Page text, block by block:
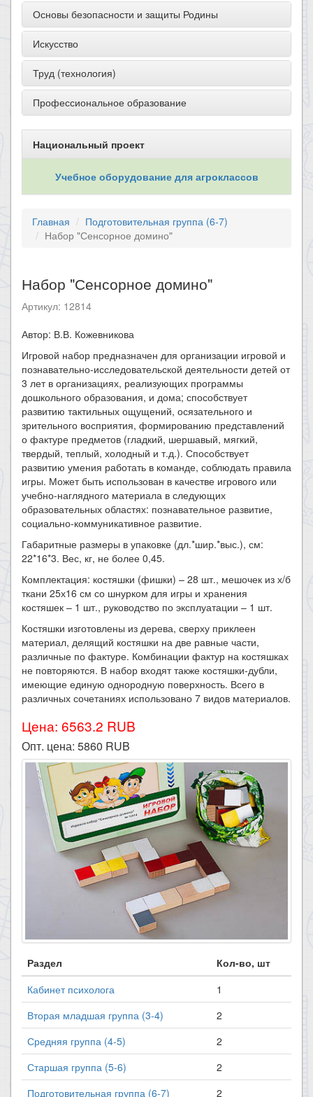
Основы безопасности и защиты Родины
Искусство
Труд (технология)
Профессиональное образование
Национальный проект
Учебное оборудование для агроклассов
Главная
Подготовительная группа (6-7)
Набор "Сенсорное домино"
Набор "Сенсорное домино"
Артикул: 12814
​Автор: В.В. Кожевникова
Игровой набор предназначен для организации игровой и
познавательно-исследовательской деятельности детей от
3 лет в организациях, реализующих программы
дошкольного образования, и дома; способствует
развитию тактильных ощущений, осязательного и
зрительного восприятия, формированию представлений
о фактуре предметов (гладкий, шершавый, мягкий,
твердый, теплый, холодный и т.д.). Способствует
развитию умения работать в команде, соблюдать правила
игры. Может быть использован в качестве игрового или
учебно-наглядного материала в следующих
образовательных областях: познавательное развитие,
социально-коммуникативное развитие.
Габаритные размеры в упаковке (дл.*шир.*выс.), см:
22*16*3. Вес, кг, не более 0,45.
Комплектация: костяшки (фишки) – 28 шт., мешочек из х/б
ткани 25х16 см со шнурком для игры и хранения
костяшек – 1 шт., руководство по эксплуатации – 1 шт.
Костяшки изготовлены из дерева, сверху приклеен
материал, делящий костяшки на две равные части,
различные по фактуре. Комбинации фактур на костяшках
не повторяются. В набор входят также костяшки-дубли,
имеющие единую однородную поверхность. Всего в
различных сочетаниях использовано 7 видов материалов.
Цена: 6563.2 RUB
Опт. цена: 5860 RUB
Раздел
Кол-во, шт
Кабинет психолога
1
Вторая младшая группа (3-4)
2
Средняя группа (4-5)
2
Старшая группа (5-6)
2
Подготовительная группа (6-7)
2